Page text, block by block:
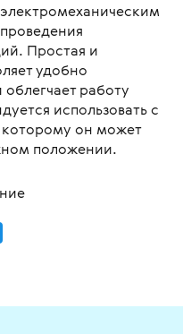
Простая и
удобно
работу
использовать с
которому он может
положении.